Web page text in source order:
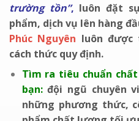
trường tồn”, luôn đặt
phẩm, dịch vụ lên hàng
Phúc Nguyên luôn được
cách thức quy định.
Tìm ra tiêu chuẩn
bạn: đội ngũ chuyên
những phương thức,